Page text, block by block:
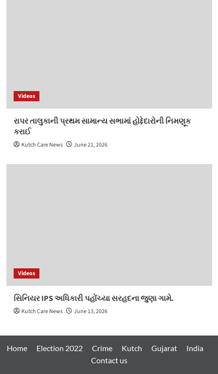
Videos
રાપર તાલુકાની પ્રથમ સામાન્ય સભામાં હોદ્દેદારોની નિમણૂક
કરાઈ
Kutch Care News June 21, 2026
Videos
સિનિયર IPS અધિકારી પહોંચ્યા સરહદના જુણા ગામે.
Kutch Care News June 13, 2026
Home Election 2022 Crime Kutch Gujarat
India
Contact us